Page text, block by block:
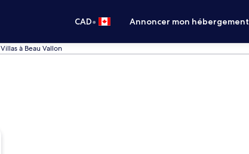
CAD• Annoncer mon hébergement
Villas à Beau Vallon